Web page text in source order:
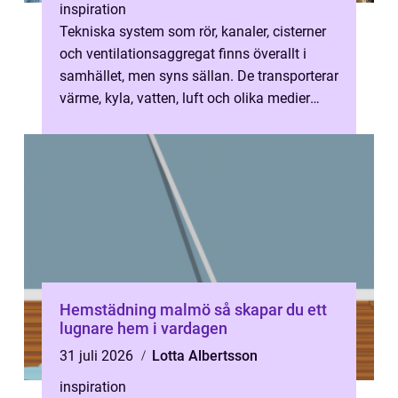
inspiration
Tekniska system som rör, kanaler, cisterner
och ventilationsaggregat finns överallt i
samhället, men syns sällan. De transporterar
värme, kyla, vatten, luft och olika medier
Hemstädning malmö så skapar du ett
lugnare hem i vardagen
31 juli 2026
Lotta Albertsson
inspiration